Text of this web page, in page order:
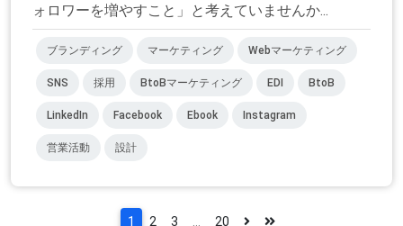
ォロワーを増やすこと」と考えていませんか...
ブランディング マーケティング Webマーケティング
SNS 採用 BtoBマーケティング EDI BtoB
LinkedIn Facebook Ebook Instagram
営業活動 設計
1 2 3 20